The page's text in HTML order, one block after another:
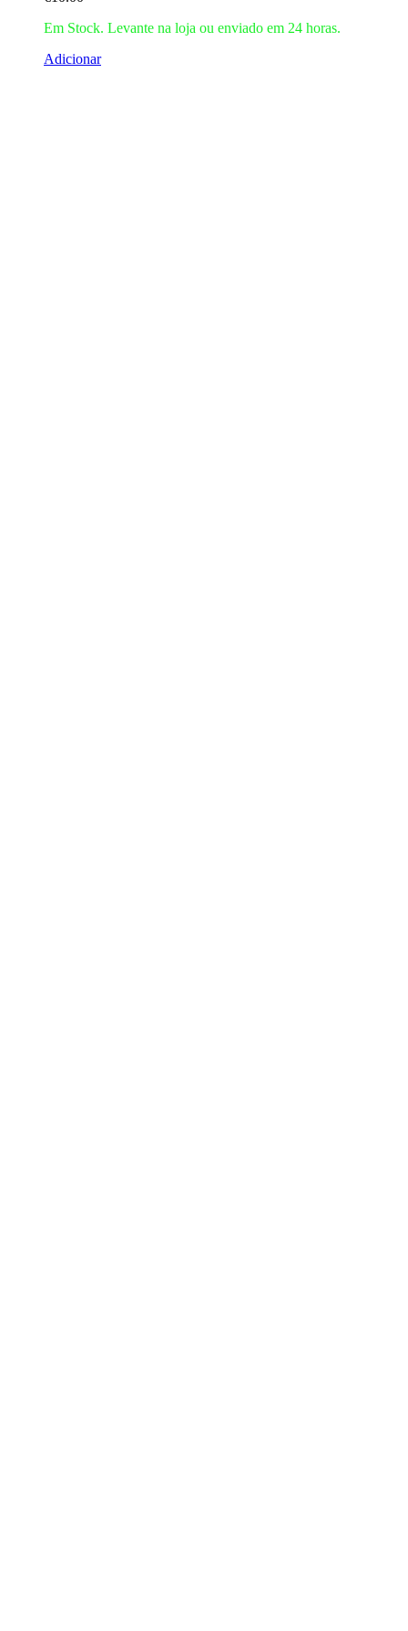
Em Stock. Levante na loja ou enviado em 24 horas.
Adicionar